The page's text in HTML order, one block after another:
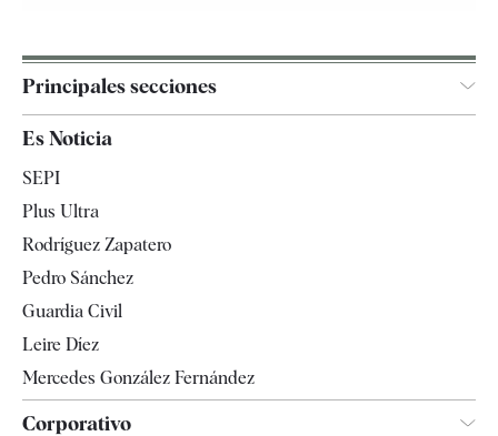
Principales secciones
Televisión
Es Noticia
SEPI
Plus Ultra
Rodríguez Zapatero
Pedro Sánchez
Guardia Civil
Leire Díez
Mercedes González Fernández
Corporativo